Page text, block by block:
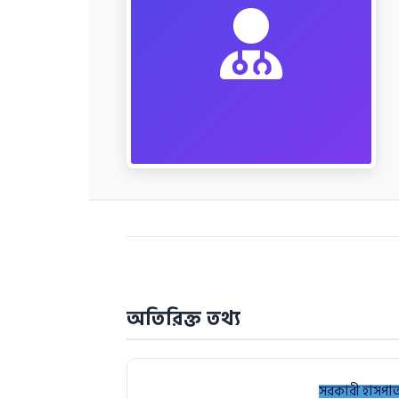
অতিরিক্ত তথ্য
সরকারী